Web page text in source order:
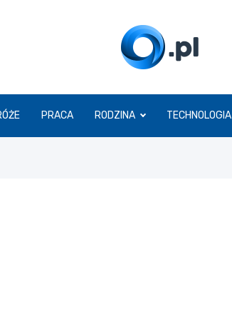
O.pl
PRACA RODZINA TECHNOLOGIA